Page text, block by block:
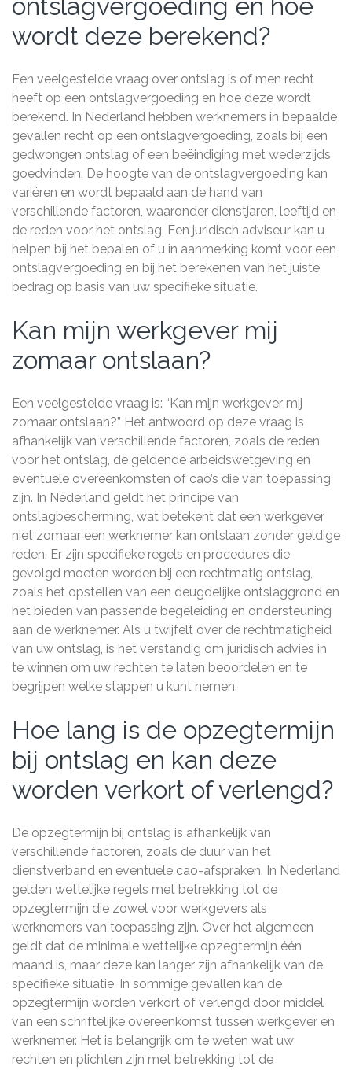
ontslagvergoeding en hoe
wordt deze berekend?
Een veelgestelde vraag over ontslag is of men recht
heeft op een ontslagvergoeding en hoe deze wordt
berekend. In Nederland hebben werknemers in bepaalde
gevallen recht op een ontslagvergoeding, zoals bij een
gedwongen ontslag of een beëindiging met wederzijds
goedvinden. De hoogte van de ontslagvergoeding kan
variëren en wordt bepaald aan de hand van
verschillende factoren, waaronder dienstjaren, leeftijd en
de reden voor het ontslag. Een juridisch adviseur kan u
helpen bij het bepalen of u in aanmerking komt voor een
ontslagvergoeding en bij het berekenen van het juiste
bedrag op basis van uw specifieke situatie.
Kan mijn werkgever mij
zomaar ontslaan?
Een veelgestelde vraag is: “Kan mijn werkgever mij
zomaar ontslaan?” Het antwoord op deze vraag is
afhankelijk van verschillende factoren, zoals de reden
voor het ontslag, de geldende arbeidswetgeving en
eventuele overeenkomsten of cao’s die van toepassing
zijn. In Nederland geldt het principe van
ontslagbescherming, wat betekent dat een werkgever
niet zomaar een werknemer kan ontslaan zonder geldige
reden. Er zijn specifieke regels en procedures die
gevolgd moeten worden bij een rechtmatig ontslag,
zoals het opstellen van een deugdelijke ontslaggrond en
het bieden van passende begeleiding en ondersteuning
aan de werknemer. Als u twijfelt over de rechtmatigheid
van uw ontslag, is het verstandig om juridisch advies in
te winnen om uw rechten te laten beoordelen en te
begrijpen welke stappen u kunt nemen.
Hoe lang is de opzegtermijn
bij ontslag en kan deze
worden verkort of verlengd?
De opzegtermijn bij ontslag is afhankelijk van
verschillende factoren, zoals de duur van het
dienstverband en eventuele cao-afspraken. In Nederland
gelden wettelijke regels met betrekking tot de
opzegtermijn die zowel voor werkgevers als
werknemers van toepassing zijn. Over het algemeen
geldt dat de minimale wettelijke opzegtermijn één
maand is, maar deze kan langer zijn afhankelijk van de
specifieke situatie. In sommige gevallen kan de
opzegtermijn worden verkort of verlengd door middel
van een schriftelijke overeenkomst tussen werkgever en
werknemer. Het is belangrijk om te weten wat uw
rechten en plichten zijn met betrekking tot de